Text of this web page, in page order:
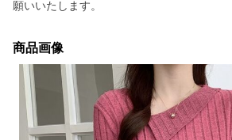
願いいたします。
商品画像